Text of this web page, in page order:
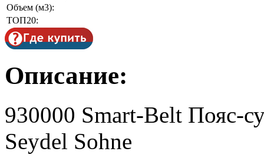
Объем (м3):
ТОП20:
Описание:
930000 Smart-Belt Пояс-
Seydel Sohne